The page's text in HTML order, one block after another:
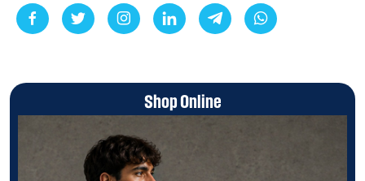
Shop Online